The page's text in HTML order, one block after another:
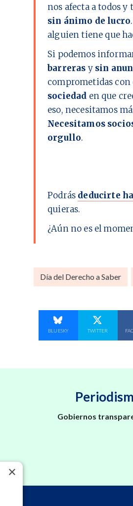
nos afecta a todos y
sin ánimo de lucro
alguien tiene que
Si podemos
barreras y sin
comprometidas con
sociedad en que
eso, necesitamos
Necesitamos
orgullo.
Podrás deducirte
quieras.
¿Aún no es el
Día del Derecho a Saber
COMPARTE EN
BLUESKY
COMPARTE
TWITTER
Gobiernos
×